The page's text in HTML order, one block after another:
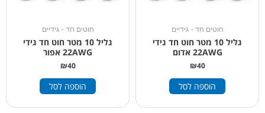
חוטים חד - גידיים
גליל 10 מטר חוט חד גידי
22AWG אדום
₪40
הוספה לסל
חוטים חד - גידיים
גליל 10 מטר חוט חד גידי
22AWG אפור
₪40
הוספה לסל